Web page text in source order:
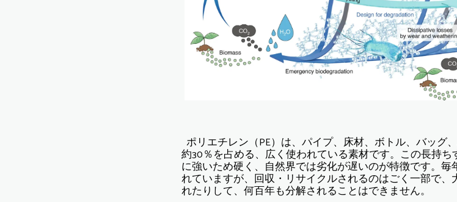
ポリエチレン（PE）は、パイプ、床材、ボトル、バッグ
約30％を占める、広く使われている素材です。この長持
に強いため硬く、自然界では劣化が遅いのが特徴です。
れていますが、回収・リサイクルされるのはごく一部で
れたりして、何百年も分解されることはできません。